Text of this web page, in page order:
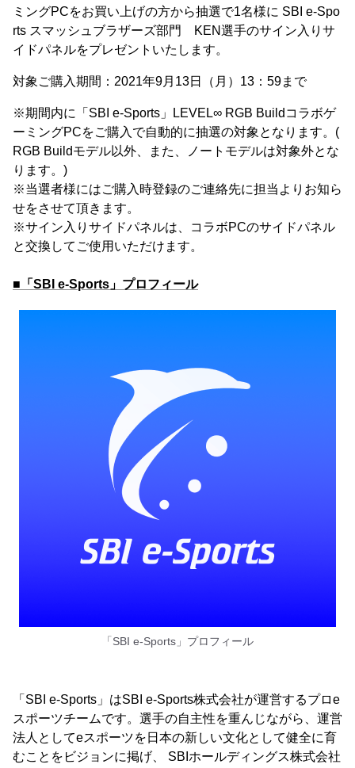
ミングPCをお買い上げの方から抽選で1名様に SBI e-Spo
rts スマッシュブラザーズ部門 KEN選手のサイン入りサ
イドパネルをプレゼントいたします。
対象ご購入期間：2021年9月13日（月）13：59まで
※期間内に「SBI e-Sports」LEVEL∞ RGB Buildコラボゲ
ーミングPCをご購入で自動的に抽選の対象となります。(
RGB Buildモデル以外、また、ノートモデルは対象外とな
ります。)
※当選者様にはご購入時登録のご連絡先に担当よりお知ら
せをさせて頂きます。
※サイン入りサイドパネルは、コラボPCのサイドパネル
と交換してご使用いただけます。
■「SBI e-Sports」プロフィール
「SBI e-Sports」プロフィール
「SBI e-Sports」はSBI e-Sports株式会社が運営するプロe
スポーツチームです。選手の自主性を重んじながら、運営
法人としてeスポーツを日本の新しい文化として健全に育
むことをビジョンに掲げ、 SBIホールディングス株式会社